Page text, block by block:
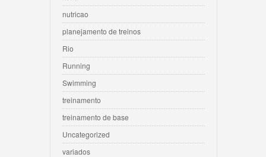
nutricao
planejamento de treinos
Rio
Running
Swimming
treinamento
treinamento de base
Uncategorized
variados